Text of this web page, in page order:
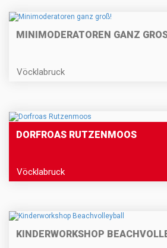
MINIMODERATOREN GANZ
Vöcklabruck
DORFROAS RUTZENMOOS
Vöcklabruck
KINDERWORKSHOP